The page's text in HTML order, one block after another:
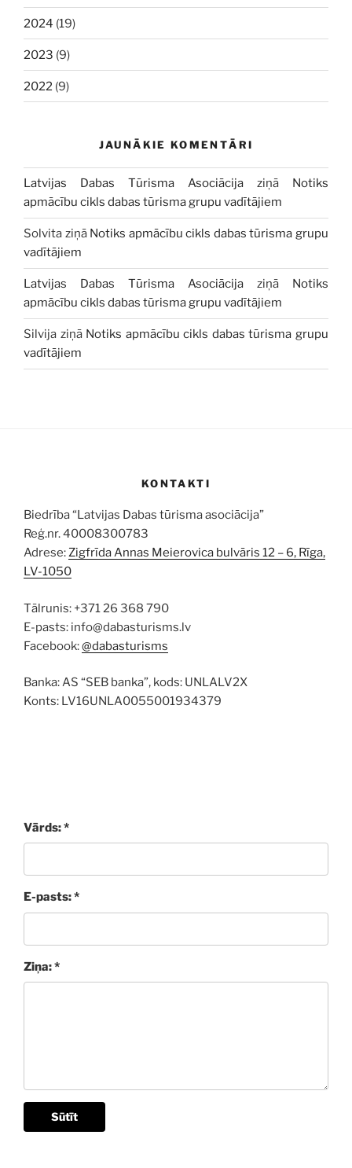
2024 (19)
2023 (9)
2022 (9)
JAUNĀKIE KOMENTĀRI
Latvijas Dabas Tūrisma Asociācija ziņā Notiks
apmācību cikls dabas tūrisma grupu vadītājiem
Solvita ziņā Notiks apmācību cikls dabas tūrisma grupu
vadītājiem
Latvijas Dabas Tūrisma Asociācija ziņā Notiks
apmācību cikls dabas tūrisma grupu vadītājiem
Silvija ziņā Notiks apmācību cikls dabas tūrisma grupu
vadītājiem
KONTAKTI
Biedrība “Latvijas Dabas tūrisma asociācija”
Reģ.nr. 40008300783
Adrese:Zigfrīda Annas Meierovica bulvāris 12 – 6, Rīga,
LV-1050
Tālrunis: +371 26 368 790
E-pasts: info@dabasturisms.lv
Facebook:@dabasturisms
Banka: AS “SEB banka”, kods: UNLALV2X
Konts: LV16UNLA0055001934379
Vārds: *
E-pasts: *
Ziņa: *
Sūtīt